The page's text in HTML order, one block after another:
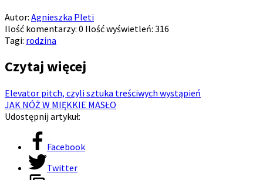
Autor: Agnieszka Pleti
Ilość komentarzy: 0 Ilość wyświetleń: 316
Tagi: rodzina
Czytaj więcej
Elevator pitch, czyli sztuka treściwych wystąpień
JAK NÓŻ W MIĘKKIE MASŁO
Udostępnij artykuł:
Facebook
Twitter